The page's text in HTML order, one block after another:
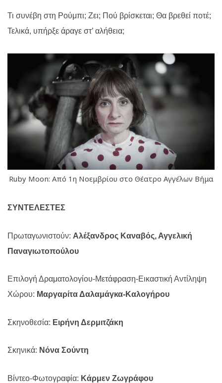
Τι συνέβη στη Ρούμπι; Ζει; Πού βρίσκεται; Θα βρεθεί ποτέ;
Τελικά, υπήρξε άραγε στ’ αλήθεια;
Ruby Moon: Από 1η Νοεμβρίου στο Θέατρο Αγγέλων Βήμα
ΣΥΝΤΕΛΕΣΤΕΣ
Πρωταγωνιστούν: Αλέξανδρος Καναβός, Αγγελική
Παναγιωτοπούλου
Επιλογή Δραματολογίου-Μετάφραση-Εικαστική Αντίληψη
Χώρου: Μαργαρίτα Δαλαμάγκα-Καλογήρου
Σκηνοθεσία: Ειρήνη Δερμιτζάκη
Σκηνικά: Νόνα Σούντη
Βίντεο-Φωτογραφία: Κάρμεν Ζωγράφου